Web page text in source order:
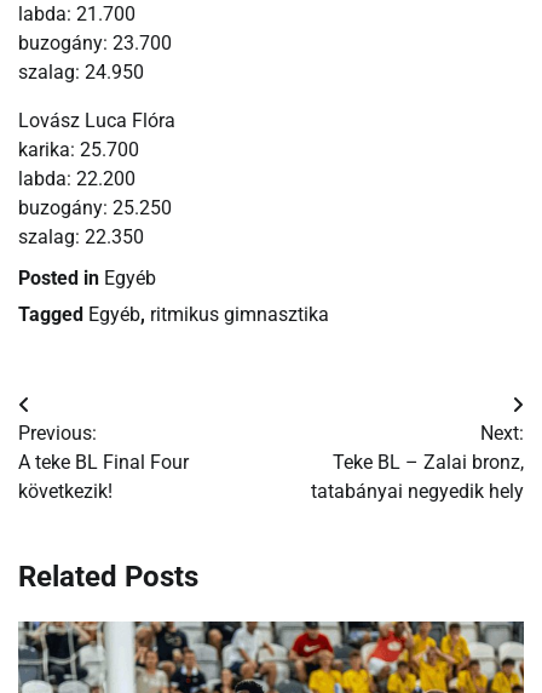
labda: 21.700
buzogány: 23.700
szalag: 24.950
Lovász Luca Flóra
karika: 25.700
labda: 22.200
buzogány: 25.250
szalag: 22.350
Posted in Egyéb
Tagged Egyéb, ritmikus gimnasztika
Bejegyzés
navigáció
Previous:
A teke BL Final Four
következik!
Next:
Teke BL – Zalai bronz,
tatabányai negyedik hely
Related Posts